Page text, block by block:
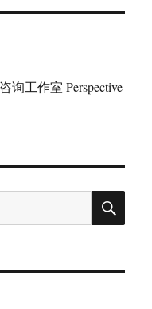
询工作室 Perspective
搜